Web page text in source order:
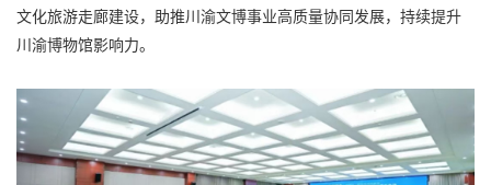
文化旅游走廊建设，助推川渝文博事业高质量协同发展，持续提升
川渝博物馆影响力。